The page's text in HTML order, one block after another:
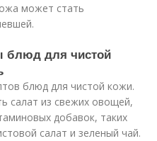
может стать
блюд для чистой
блюд для чистой кожи.
салат из свежих овощей,
добавок, таких
салат и зеленый чай.